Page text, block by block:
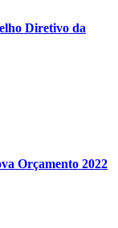
Diretivo da
Orçamento 2022